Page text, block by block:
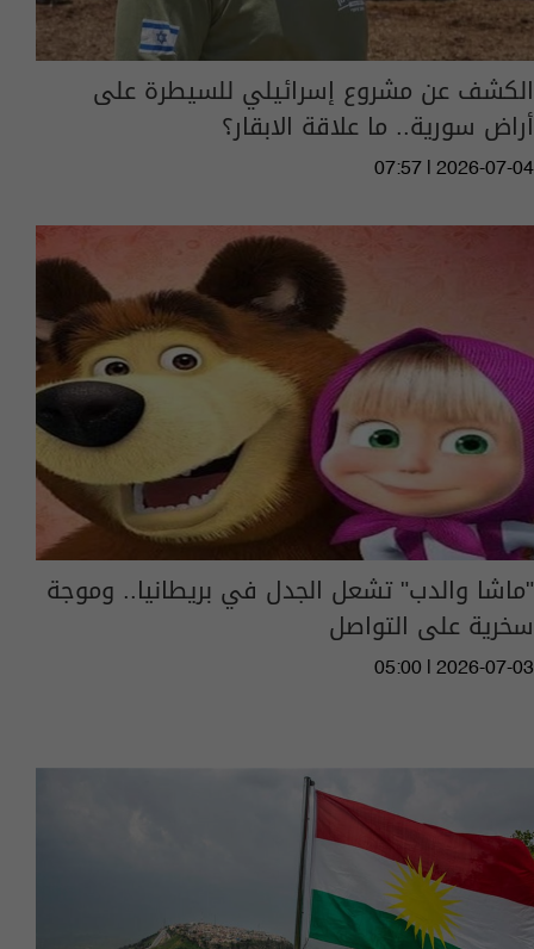
الكشف عن مشروع إسرائيلي للسيطرة على
أراض سورية.. ما علاقة الابقار؟
07:57 | 2026-07-04
"ماشا والدب" تشعل الجدل في بريطانيا.. وموجة
سخرية على التواصل
05:00 | 2026-07-03